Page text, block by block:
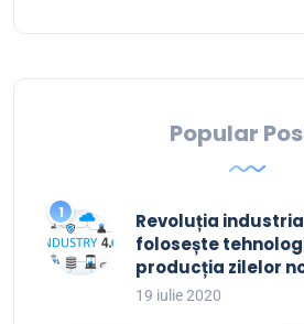
Popular
Revoluția
folosește
producția zilelor
19 iulie 2020